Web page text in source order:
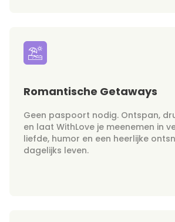
Romantische Getaways
Geen paspoort nodig. Ontspan,
en laat WithLove je meenemen in
liefde, humor en een heerlijke
dagelijks leven.